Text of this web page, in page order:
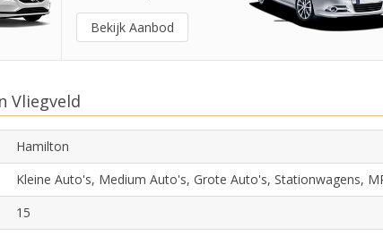
Bekijk Aanbod
Vliegveld
Hamilton
Kleine Auto's, Medium Auto's, Grote Auto's, Stationwagens,
15